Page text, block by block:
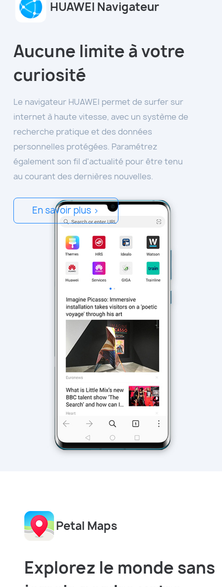
HUAWEI Navigateur
Aucune limite à votre
curiosité
Le navigateur HUAWEI permet de surfer sur
internet à haute vitesse, avec un système de
recherche pratique et des données
personnelles protégées. Paramétrez
également son fil d'actualité pour être tenu
au courant des dernières nouvelles.
En savoir plus >
Petal Maps
Explorez le monde sans